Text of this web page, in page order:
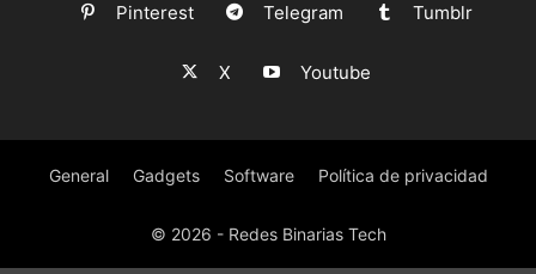
Pinterest Telegram Tumblr
X Youtube
General Gadgets Software Política de privacidad
© 2026 - Redes Binarias Tech